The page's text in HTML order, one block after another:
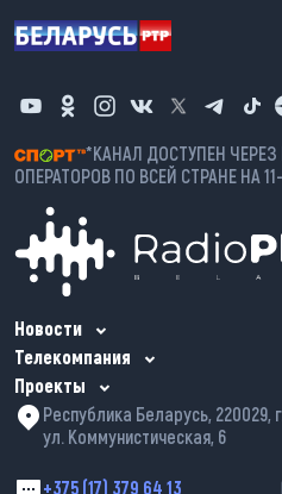
*КАНАЛ ДОСТУПЕН
ОПЕРАТОРОВ ПО ВСЕЙ СТРАНЕ НА
Новости
Телекомпания
Проекты
Республика Беларусь, 220029,
ул. Коммунистическая, 6
+375 (17) 379 64 13